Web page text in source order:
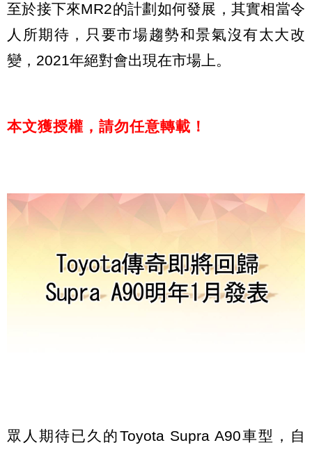
至於接下來MR2的計劃如何發展，其實相當令
人所期待，只要市場趨勢和景氣沒有太大改
變，2021年絕對會出現在市場上。
本文獲授權，請勿任意轉載！
眾人期待已久的Toyota Supra A90車型，自